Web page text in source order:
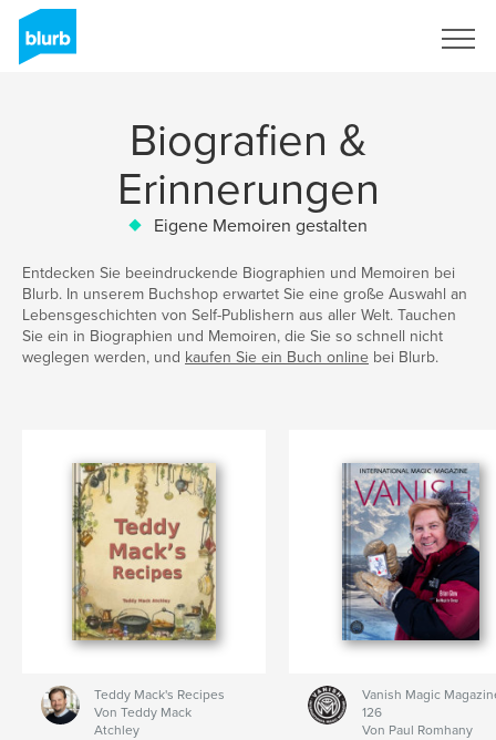
Biografien &
Erinnerungen
Eigene Memoiren gestalten
Entdecken Sie beeindruckende Biographien und Memoiren bei
Blurb. In unserem Buchshop erwartet Sie eine große Auswahl an
Lebensgeschichten von Self-Publishern aus aller Welt. Tauchen
Sie ein in Biographien und Memoiren, die Sie so schnell nicht
weglegen werden, und kaufen Sie ein Buch online bei Blurb.
Teddy Mack's Recipes
Von Teddy Mack
Atchley
Vanish Magic
126
Von Paul Romhany